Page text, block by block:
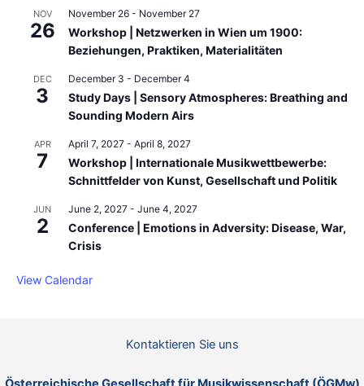
NOV
26
November 26 - November 27
Workshop | Netzwerken in Wien um 1900:
Beziehungen, Praktiken, Materialitäten
DEC
3
December 3 - December 4
Study Days | Sensory Atmospheres: Breathing and
Sounding Modern Airs
APR
7
April 7, 2027 - April 8, 2027
Workshop | Internationale Musikwettbewerbe:
Schnittfelder von Kunst, Gesellschaft und Politik
JUN
2
June 2, 2027 - June 4, 2027
Conference | Emotions in Adversity: Disease, War,
Crisis
View Calendar
Kontaktieren Sie uns